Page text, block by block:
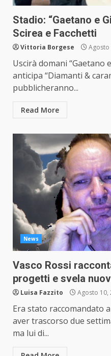
Stadio: “Gaetano e
Scirea e Facchetti
Vittoria Borgese Agosto
Uscirà domani “Gaetano
anticipa “Diamanti &
pubblicheranno...
Read More
News
Vasco Rossi
progetti e svela
Luisa Fazzito Agosto 10,
Era stato raccomandato
aver trascorso due
ma lui di...